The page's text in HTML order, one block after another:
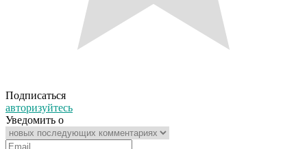
Подписаться
авторизуйтесь
Уведомить о